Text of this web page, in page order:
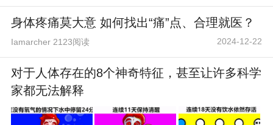
身体疼痛莫大意 如何找出“痛”点、合理就医？
Iamarcher 2123阅读 2024-12-22
对于人体存在的8个神奇特征，甚至让许多科学
家都无法解释